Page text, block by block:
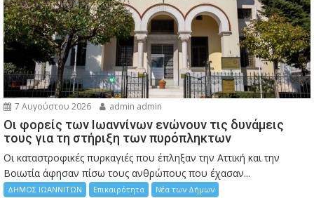
7 Αυγούστου 2026 admin admin
Οι φορείς των Ιωαννίνων ενώνουν τις δυνάμεις
τους για τη στήριξη των πυρόπληκτων
Οι καταστροφικές πυρκαγιές που έπληξαν την Αττική και την
Bοιωτία άφησαν πίσω τους ανθρώπους που έχασαν...
ΔΗΜΟΣ ΙΩΑΝΝΙΤΩΝ Επικαιρότητα Νέα των Δήμων